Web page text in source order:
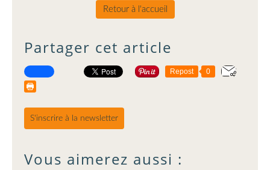
Retour à l'accueil
Partager cet article
Repost 0
S'inscrire à la newsletter
Vous aimerez aussi :